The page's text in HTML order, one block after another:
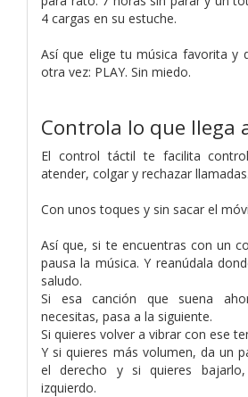
4 cargas en su estuche.
Así que elige tu música favorita y
otra vez: PLAY. Sin miedo.
Controla lo que llega
El control táctil te facilita
atender, colgar y rechazar llamadas.
Con unos toques y sin sacar el
Así que, si te encuentras con un
pausa la música. Y reanúdala
saludo.
Si esa canción que suena
necesitas, pasa a la siguiente.
Si quieres volver a vibrar con ese
Y si quieres más volumen, da un
el derecho y si quieres
izquierdo.